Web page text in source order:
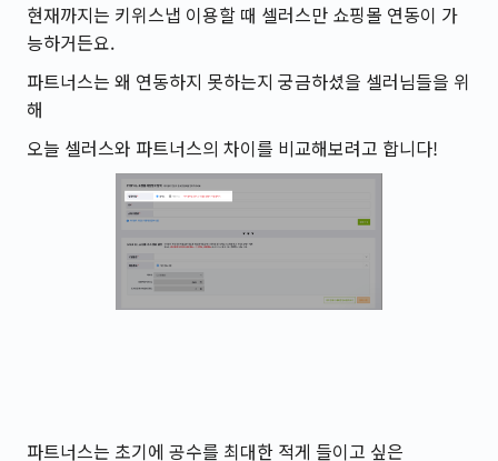
현재까지는 키위스냅 이용할 때 셀러스만 쇼핑몰 연동이 가
능하거든요.
파트너스는 왜 연동하지 못하는지 궁금하셨을 셀러님들을 위
해
오늘 셀러스와 파트너스의 차이를 비교해보려고 합니다!
파트너스는 초기에 공수를 최대한 적게 들이고 싶은